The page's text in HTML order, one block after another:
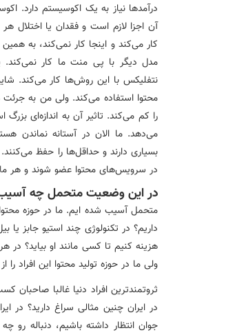
درآمدها نیاز به یک اکوسیستم دارد.
آن اجزا لازم است و فقدان یا اختلال
کار می‌کند و اینجا کار نمی‌کند، به
مدل دیگر با پی منت ما کار
نتفلیکس با این روش‌ها کار می‌کند.
محتوا استفاده می‌کند. ولی من به
را کم می‌کند. تاثیر آن به اندازه‌ای
می‌دهد. ما الان در آستانه نماندن
بسیاری دارند و حداقل‌ها را حفظ
در سرویس‌های محتوا عضو شوند و هر
در این وضعیت متحمل چه
متحمل آسیب شده ایم. ما در حوزه
داریم؟ در تکنولوژی چند استیو جابز
هزینه کنیم تا کسی مانند او بیاید؟ در
ولی ما در حوزه تولید محتوا این
ثروتمندترین افراد دنیا غالبا صاحبان
در ایران چنین مثالی سراغ دارید؟ در
جوان انتظار داشته باشیم، دنباله